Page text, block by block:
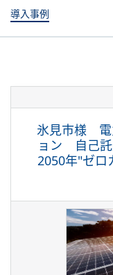
導入事例
氷見市様 電
ョン 自己
2050年"ゼロ